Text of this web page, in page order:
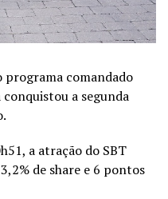
comandado
a segunda
a atração do SBT
de share e 6 pontos